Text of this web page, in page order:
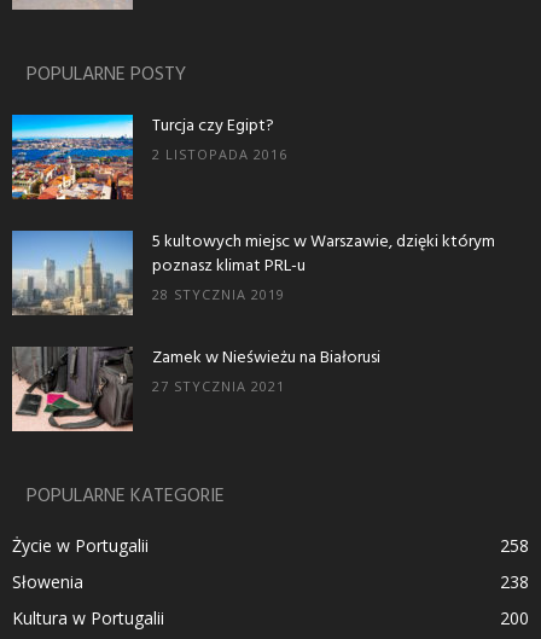
POPULARNE POSTY
Turcja czy Egipt?
2 LISTOPADA 2016
5 kultowych miejsc w Warszawie, dzięki którym
poznasz klimat PRL-u
28 STYCZNIA 2019
Zamek w Nieświeżu na Białorusi
27 STYCZNIA 2021
POPULARNE KATEGORIE
Życie w Portugalii
258
Słowenia
238
Kultura w Portugalii
200